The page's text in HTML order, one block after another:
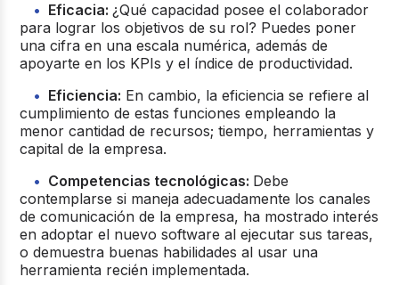
Eficacia:¿Qué capacidad posee el colaborador
para lograr los objetivos de su rol? Puedes poner
una cifra en una escala numérica, además de
apoyarte en los KPIs y el índice de productividad.
Eficiencia: En cambio, la eficiencia se refiere al
cumplimiento de estas funciones empleando la
menor cantidad de recursos; tiempo, herramientas y
capital de la empresa.
Competencias tecnológicas: Debe
contemplarse si maneja adecuadamente los canales
de comunicación de la empresa, ha mostrado interés
en adoptar el nuevo software al ejecutar sus tareas,
o demuestra buenas habilidades al usar una
herramienta recién implementada.